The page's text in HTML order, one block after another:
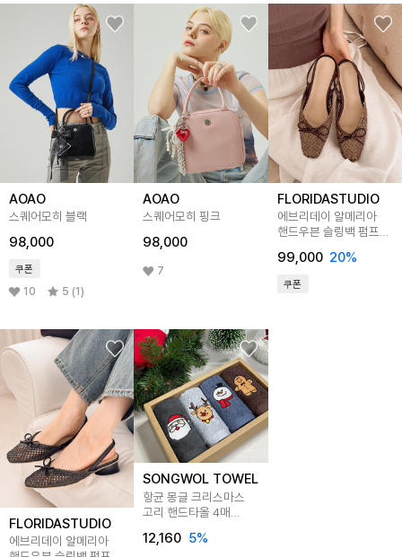
AOAO
스퀘어모히 블랙
98,000
쿠폰
10 5 (1)
AOAO
스퀘어모히 핑크
98,000
7
FLORIDASTUDIO
에브리데이 알메리아
핸드우븐 슬링백 펌프스
99,000 20%
쿠폰
FLORIDASTUDIO
에브리데이 알메리아
SONGWOL TOWEL
항균 몽글 크리스마스
고리 핸드타올 4매
12,160 5%